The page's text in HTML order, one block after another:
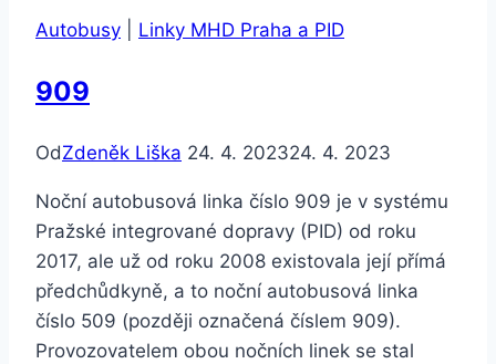
Autobusy Linky MHD Praha a PID
909
OdZdeněk Liška 24. 4. 202324. 4. 2023
Noční autobusová linka číslo 909 je v systému
Pražské integrované dopravy (PID) od roku
2017, ale už od roku 2008 existovala její přímá
předchůdkyně, a to noční autobusová linka
číslo 509 (později označená číslem 909).
Provozovatelem obou nočních linek se stal